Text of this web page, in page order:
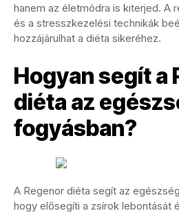
hanem az életmódra is kiterjed. A
és a stresszkezelési technikák
hozzájárulhat a diéta sikeréhez.
Hogyan segít a
diéta az
fogyásban?
A Regenor diéta segít az
hogy elősegíti a zsírok lebontását